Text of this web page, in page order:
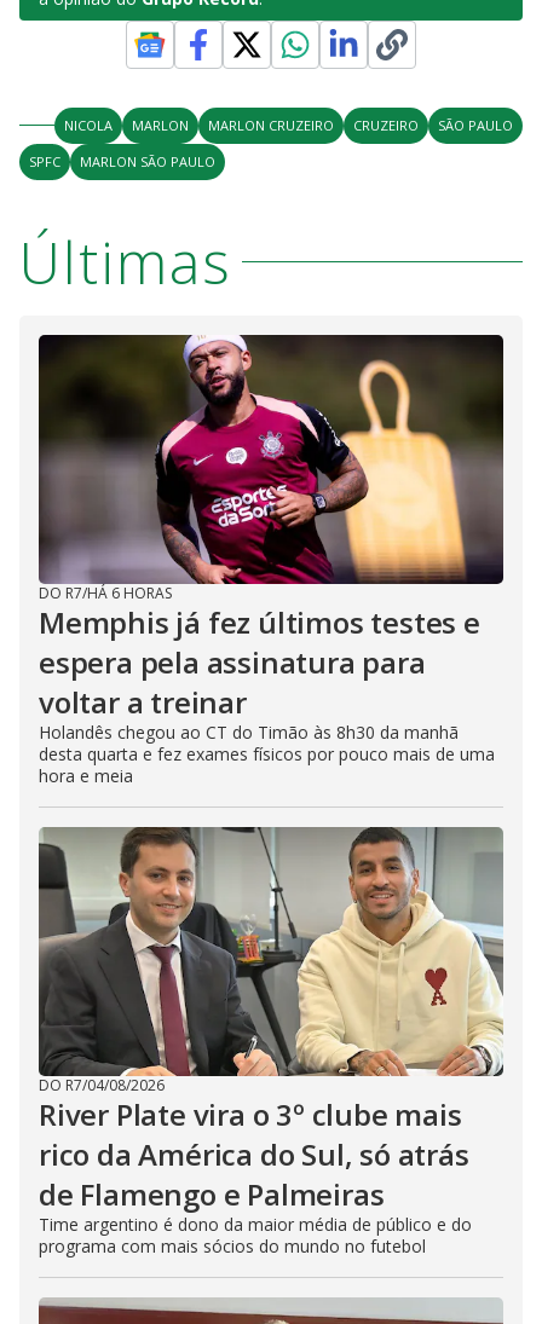
NICOLA MARLON MARLON CRUZEIRO CRUZEIRO
SÃO PAULO
SPFC
MARLON SÃO PAULO
Últimas
DO R7/HÁ 6 HORAS
Memphis já fez últimos testes e
espera pela assinatura para
voltar a treinar
Holandês chegou ao CT do Timão às 8h30 da manhã
desta quarta e fez exames físicos por pouco mais de uma
hora e meia
DO R7/04/08/2026
River Plate vira o 3º clube mais
rico da América do Sul, só atrás
de Flamengo e Palmeiras
Time argentino é dono da maior média de público e do
programa com mais sócios do mundo no futebol